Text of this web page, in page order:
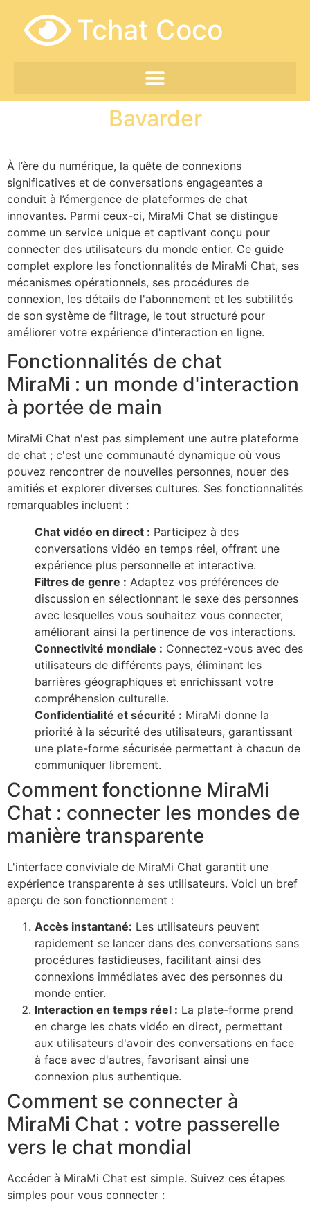
Tchat Coco
Bavarder
À l’ère du numérique, la quête de connexions
significatives et de conversations engageantes a
conduit à l’émergence de plateformes de chat
innovantes. Parmi ceux-ci, MiraMi Chat se distingue
comme un service unique et captivant conçu pour
connecter des utilisateurs du monde entier. Ce guide
complet explore les fonctionnalités de MiraMi Chat, ses
mécanismes opérationnels, ses procédures de
connexion, les détails de l'abonnement et les subtilités
de son système de filtrage, le tout structuré pour
améliorer votre expérience d'interaction en ligne.
Fonctionnalités de chat
MiraMi : un monde d'interaction
à portée de main
MiraMi Chat n'est pas simplement une autre plateforme
de chat ; c'est une communauté dynamique où vous
pouvez rencontrer de nouvelles personnes, nouer des
amitiés et explorer diverses cultures. Ses fonctionnalités
remarquables incluent :
Chat vidéo en direct : Participez à des
conversations vidéo en temps réel, offrant une
expérience plus personnelle et interactive.
Filtres de genre : Adaptez vos préférences de
discussion en sélectionnant le sexe des personnes
avec lesquelles vous souhaitez vous connecter,
améliorant ainsi la pertinence de vos interactions.
Connectivité mondiale : Connectez-vous avec des
utilisateurs de différents pays, éliminant les
barrières géographiques et enrichissant votre
compréhension culturelle.
Confidentialité et sécurité : MiraMi donne la
priorité à la sécurité des utilisateurs, garantissant
une plate-forme sécurisée permettant à chacun de
communiquer librement.
Comment fonctionne MiraMi
Chat : connecter les mondes de
manière transparente
L'interface conviviale de MiraMi Chat garantit une
expérience transparente à ses utilisateurs. Voici un bref
aperçu de son fonctionnement :
Accès instantané: Les utilisateurs peuvent
rapidement se lancer dans des conversations sans
procédures fastidieuses, facilitant ainsi des
connexions immédiates avec des personnes du
monde entier.
Interaction en temps réel : La plate-forme prend
en charge les chats vidéo en direct, permettant
aux utilisateurs d'avoir des conversations en face
à face avec d'autres, favorisant ainsi une
connexion plus authentique.
Comment se connecter à
MiraMi Chat : votre passerelle
vers le chat mondial
Accéder à MiraMi Chat est simple. Suivez ces étapes
simples pour vous connecter :